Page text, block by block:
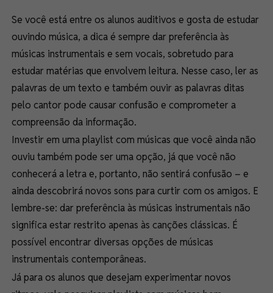
Se você está entre os alunos auditivos e gosta de estudar
ouvindo música, a dica é sempre dar preferência às
músicas instrumentais e sem vocais, sobretudo para
estudar matérias que envolvem leitura. Nesse caso, ler as
palavras de um texto e também ouvir as palavras ditas
pelo cantor pode causar confusão e comprometer a
compreensão da informação.
Investir em uma playlist com músicas que você ainda não
ouviu também pode ser uma opção, já que você não
conhecerá a letra e, portanto, não sentirá confusão – e
ainda descobrirá novos sons para curtir com os amigos. E
lembre-se: dar preferência às músicas instrumentais não
significa estar restrito apenas às canções clássicas. É
possível encontrar diversas opções de músicas
instrumentais contemporâneas.
Já para os alunos que desejam experimentar novos